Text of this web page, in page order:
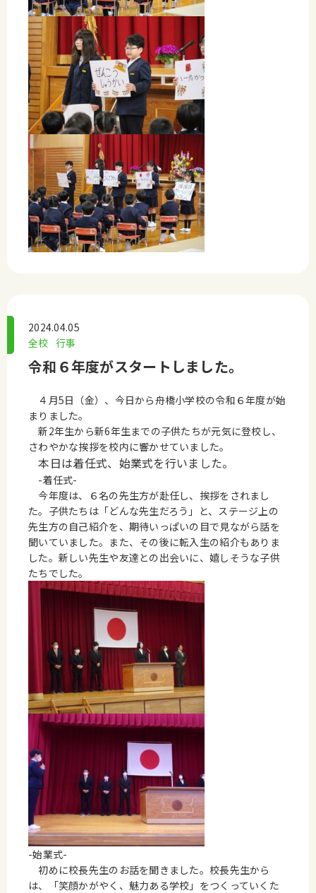
2024.04.05
全校 行事
令和６年度がスタートしました。
４月5日（金）、今日から舟橋小学校の令和６年度が始
まりました。
新2年生から新6年生までの子供たちが元気に登校し、
さわやかな挨拶を校内に響かせていました。
本日は着任式、始業式を行いました。
-着任式-
今年度は、６名の先生方が赴任し、挨拶をされまし
た。子供たちは「どんな先生だろう」と、ステージ上の
先生方の自己紹介を、期待いっぱいの目で見ながら話を
聞いていました。また、その後に転入生の紹介もありま
した。新しい先生や友達との出会いに、嬉しそうな子供
たちでした。
-始業式-
初めに校長先生のお話を聞きました。校長先生から
は、「笑顔かがやく、魅力ある学校」をつくっていくた